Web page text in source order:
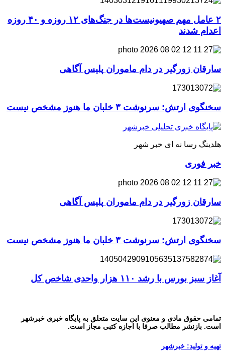
۲ عامل مهم صهیونیست‌ها در جنگ‌های ۱۲ روزه و ۴۰ روزه
اعدام شدند
سارقان زورگیر در دام ماموران پلیس آگاهی
سخنگوی ارتش: سرنوشت ۳ خلبان ما هنوز مشخص نیست
هلدینگ رسا نه ای خبر شهر
خبر فوری
سارقان زورگیر در دام ماموران پلیس آگاهی
سخنگوی ارتش: سرنوشت ۳ خلبان ما هنوز مشخص نیست
آغاز سبز بورس با رشد ۱۱۰ هزار واحدی شاخص کل
تمامی حقوق مادی و معنوی این سایت متعلق به پایگاه خبری خبرشهر
است. بازنشر مطالب صرفا با اجازه کتبی مجاز است.
تهیه و تولید: خبرشهر